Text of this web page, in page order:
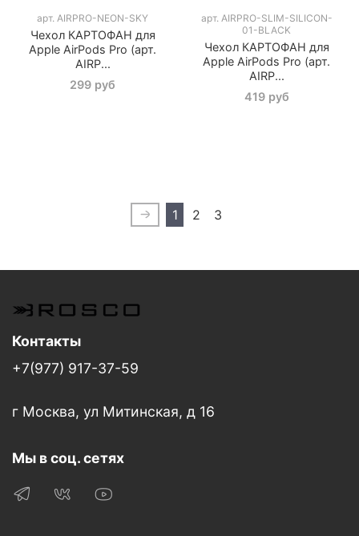
арт. AIRPRO-NEON-SKY
Чехол КАРТОФАН для
Apple AirPods Pro (арт.
AIRP...
299 руб
арт. AIRPRO-SLIM-SILICON-
01-BLACK
Чехол КАРТОФАН для
Apple AirPods Pro (арт.
AIRP...
419 руб
1 2 3
Контакты
+7(977) 917-37-59
г Москва, ул Митинская, д 16
Мы в соц. сетях